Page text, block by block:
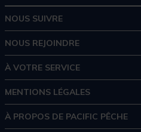
NOUS SUIVRE
NOUS REJOINDRE
À VOTRE SERVICE
MENTIONS LÉGALES
À PROPOS DE PACIFIC PÊCHE